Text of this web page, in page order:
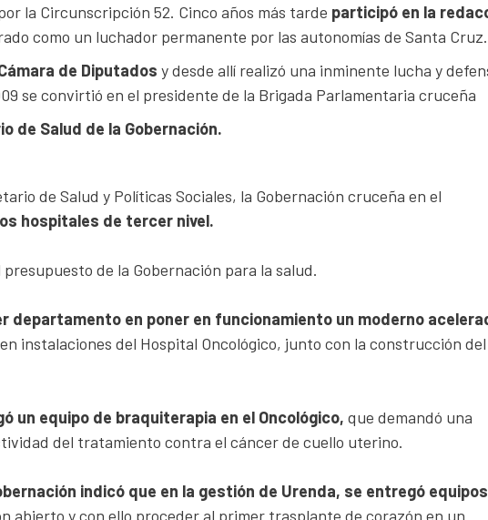
la Circunscripción 52. Cinco años más tarde participó en la
como un luchador permanente por las autonomías de Santa Cruz.
de Diputados y desde allí realizó una inminente lucha y
se convirtió en el presidente de la Brigada Parlamentaria cruceña
de Salud de la Gobernación.
de Salud y Políticas Sociales, la Gobernación cruceña en el
hospitales de tercer nivel.
de la Gobernación para la salud.
departamento en poner en funcionamiento un moderno
instalaciones del Hospital Oncológico, junto con la construcción del
un equipo de braquiterapia en el Oncológico, que demandó una
del tratamiento contra el cáncer de cuello uterino.
indicó que en la gestión de Urenda, se entregó equipos
abierto y con ello proceder al primer trasplante de corazón en un